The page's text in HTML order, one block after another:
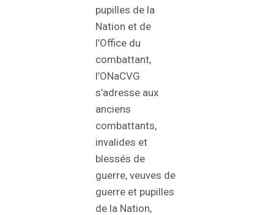
pupilles de la
Nation et de
l’Office du
combattant,
l’ONaCVG
s’adresse aux
anciens
combattants,
invalides et
blessés de
guerre, veuves de
guerre et pupilles
de la Nation,